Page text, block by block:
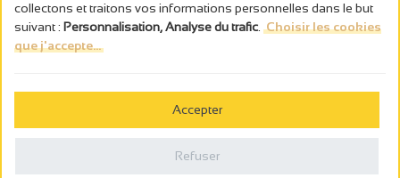
L’abus d’alcool est dangereux pour la santé, à consommer avec
Politique de confidentialité
collectons et traitons vos informations personnelles dans le but
suivant : Personnalisation, Analyse du trafic Choisir les cookies
que j'accepte...
Accepter
Refuser